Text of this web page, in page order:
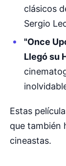
clásicos
Sergio
"Once
Llegó su
Estas
que también
cineastas.